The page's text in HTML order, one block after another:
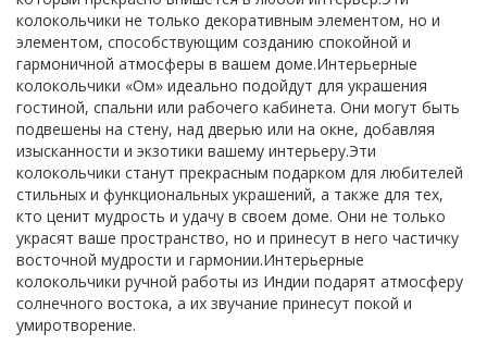
колокольчики не только декоративным элементом, но и
элементом, способствующим созданию спокойной и
гармоничной атмосферы в вашем доме.Интерьерные
колокольчики «Ом» идеально подойдут для украшения
гостиной, спальни или рабочего кабинета. Они могут быть
подвешены на стену, над дверью или на окне, добавляя
изысканности и экзотики вашему интерьеру.Эти
колокольчики станут прекрасным подарком для любителей
стильных и функциональных украшений, а также для тех,
кто ценит мудрость и удачу в своем доме. Они не только
украсят ваше пространство, но и принесут в него частичку
восточной мудрости и гармонии.Интерьерные
колокольчики ручной работы из Индии подарят атмосферу
солнечного востока, а их звучание принесут покой и
умиротворение.